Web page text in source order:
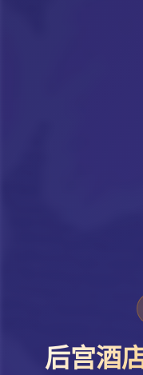
后宫酒